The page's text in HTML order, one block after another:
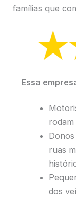
famílias que
Essa
ruas
dos